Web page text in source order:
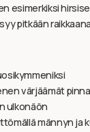
esimerkiksi
pitkään
värjäämät
ulkonäön
männyn ja